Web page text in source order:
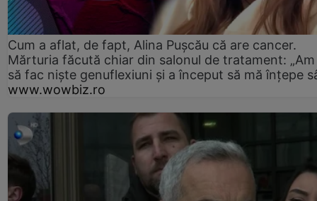
Cum a aflat, de fapt, Alina Pușcău că are cancer.
Mărturia făcută chiar din salonul de tratament:
să fac niște genuflexiuni și a început să mă înțepe
www.wowbiz.ro